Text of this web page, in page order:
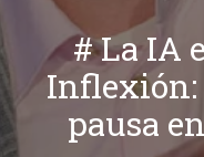
# La IA
Inflexión:
pausa